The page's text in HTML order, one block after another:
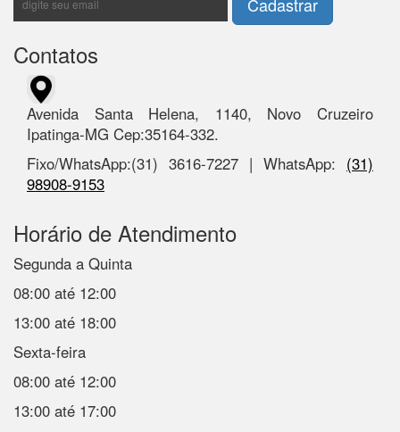
Contatos
Avenida Santa Helena, 1140, Novo Cruzeiro
Ipatinga-MG Cep:35164-332.
Fixo/WhatsApp:(31) 3616-7227 | WhatsApp: (31)
98908-9153
Horário de Atendimento
Segunda a Quinta
08:00 até 12:00
13:00 até 18:00
Sexta-feira
08:00 até 12:00
13:00 até 17:00